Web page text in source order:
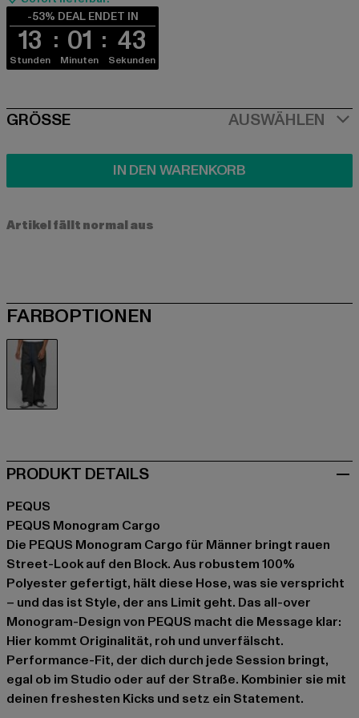
-53% DEAL ENDET IN
13
Stunden
01
Minuten
43
Sekunden
SIZE
GRÖSSE AUSWÄHLEN
IN DEN WARENKORB
Artikel fällt normal aus
FARBOPTIONEN
PRODUKT DETAILS
PEQUS
PEQUS Monogram Cargo
Die PEQUS Monogram Cargo für Männer bringt rauen
Street-Look auf den Block. Aus robustem 100%
Polyester gefertigt, hält diese Hose, was sie verspricht
– und das ist Style, der ans Limit geht. Das all-over
Monogram-Design von PEQUS macht die Message klar:
Hier kommt Originalität, roh und unverfälscht.
Performance-Fit, der dich durch jede Session bringt,
egal ob im Studio oder auf der Straße. Kombinier sie mit
deinen freshesten Kicks und setz ein Statement.